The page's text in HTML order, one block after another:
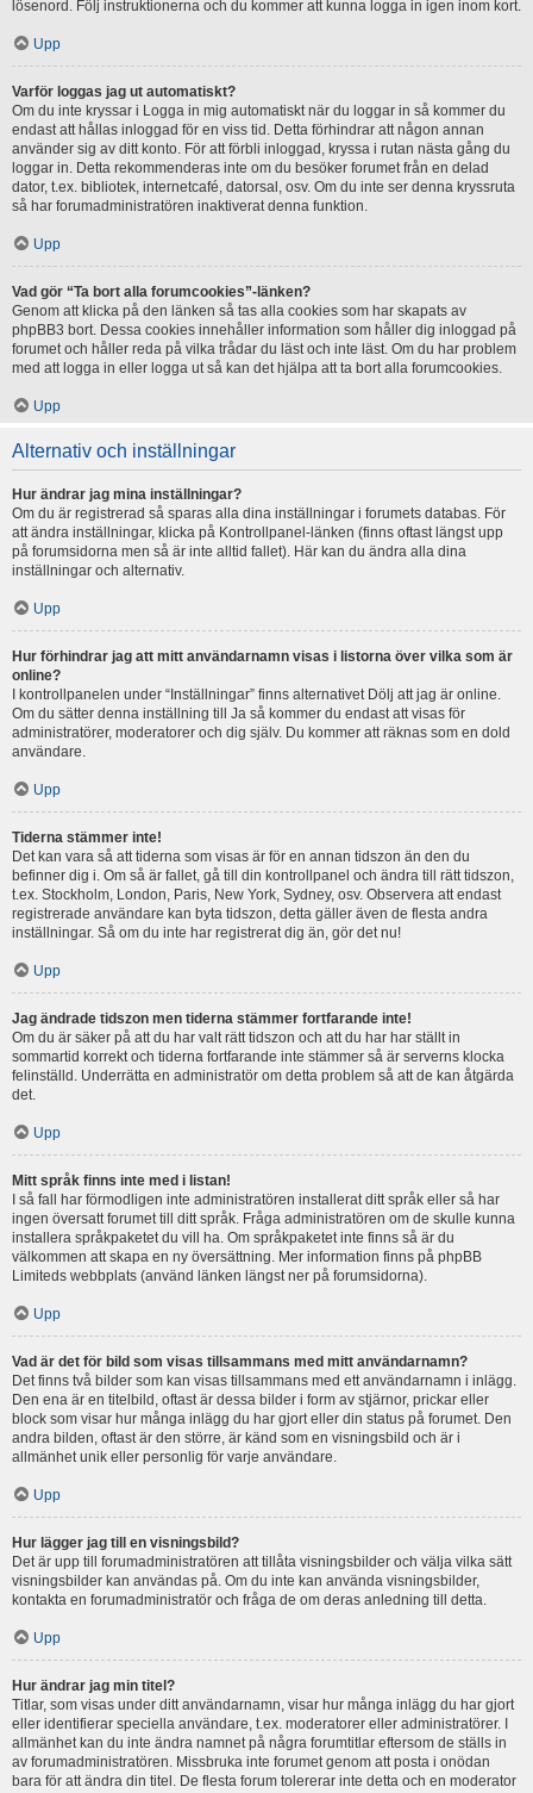
lösenord. Följ instruktionerna och du kommer att kunna logga in igen inom kort.
Upp
Varför loggas jag ut automatiskt?
Om du inte kryssar i Logga in mig automatiskt när du loggar in så kommer du
endast att hållas inloggad för en viss tid. Detta förhindrar att någon annan
använder sig av ditt konto. För att förbli inloggad, kryssa i rutan nästa gång du
loggar in. Detta rekommenderas inte om du besöker forumet från en delad
dator, t.ex. bibliotek, internetcafé, datorsal, osv. Om du inte ser denna kryssruta
så har forumadministratören inaktiverat denna funktion.
Upp
Vad gör “Ta bort alla forumcookies”-länken?
Genom att klicka på den länken så tas alla cookies som har skapats av
phpBB3 bort. Dessa cookies innehåller information som håller dig inloggad på
forumet och håller reda på vilka trådar du läst och inte läst. Om du har problem
med att logga in eller logga ut så kan det hjälpa att ta bort alla forumcookies.
Upp
Alternativ och inställningar
Hur ändrar jag mina inställningar?
Om du är registrerad så sparas alla dina inställningar i forumets databas. För
att ändra inställningar, klicka på Kontrollpanel-länken (finns oftast längst upp
på forumsidorna men så är inte alltid fallet). Här kan du ändra alla dina
inställningar och alternativ.
Upp
Hur förhindrar jag att mitt användarnamn visas i listorna över vilka som är
online?
I kontrollpanelen under “Inställningar” finns alternativet Dölj att jag är online.
Om du sätter denna inställning till Ja så kommer du endast att visas för
administratörer, moderatorer och dig själv. Du kommer att räknas som en dold
användare.
Upp
Tiderna stämmer inte!
Det kan vara så att tiderna som visas är för en annan tidszon än den du
befinner dig i. Om så är fallet, gå till din kontrollpanel och ändra till rätt tidszon,
t.ex. Stockholm, London, Paris, New York, Sydney, osv. Observera att endast
registrerade användare kan byta tidszon, detta gäller även de flesta andra
inställningar. Så om du inte har registrerat dig än, gör det nu!
Upp
Jag ändrade tidszon men tiderna stämmer fortfarande inte!
Om du är säker på att du har valt rätt tidszon och att du har har ställt in
sommartid korrekt och tiderna fortfarande inte stämmer så är serverns klocka
felinställd. Underrätta en administratör om detta problem så att de kan åtgärda
det.
Upp
Mitt språk finns inte med i listan!
I så fall har förmodligen inte administratören installerat ditt språk eller så har
ingen översatt forumet till ditt språk. Fråga administratören om de skulle kunna
installera språkpaketet du vill ha. Om språkpaketet inte finns så är du
välkommen att skapa en ny översättning. Mer information finns på phpBB
Limiteds webbplats (använd länken längst ner på forumsidorna).
Upp
Vad är det för bild som visas tillsammans med mitt användarnamn?
Det finns två bilder som kan visas tillsammans med ett användarnamn i inlägg.
Den ena är en titelbild, oftast är dessa bilder i form av stjärnor, prickar eller
block som visar hur många inlägg du har gjort eller din status på forumet. Den
andra bilden, oftast är den större, är känd som en visningsbild och är i
allmänhet unik eller personlig för varje användare.
Upp
Hur lägger jag till en visningsbild?
Det är upp till forumadministratören att tillåta visningsbilder och välja vilka sätt
visningsbilder kan användas på. Om du inte kan använda visningsbilder,
kontakta en forumadministratör och fråga de om deras anledning till detta.
Upp
Hur ändrar jag min titel?
Titlar, som visas under ditt användarnamn, visar hur många inlägg du har gjort
eller identifierar speciella användare, t.ex. moderatorer eller administratörer. I
allmänhet kan du inte ändra namnet på några forumtitlar eftersom de ställs in
av forumadministratören. Missbruka inte forumet genom att posta i onödan
bara för att ändra din titel. De flesta forum tolererar inte detta och en moderator